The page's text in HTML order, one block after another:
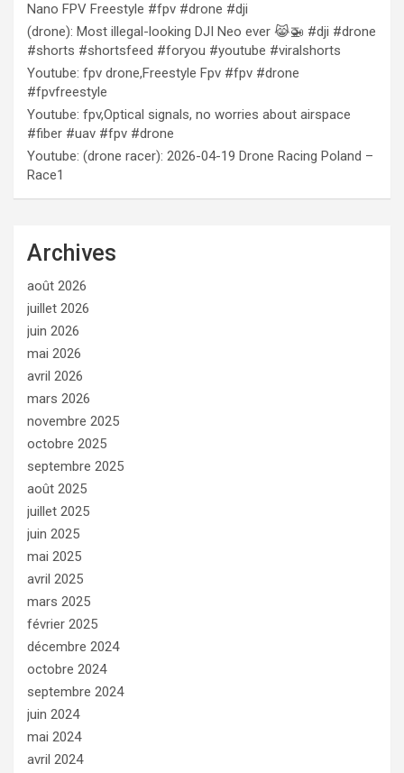
Nano FPV Freestyle #fpv #drone #dji
(drone): Most illegal-looking DJI Neo ever 😹🚁 #dji #drone
#shorts #shortsfeed #foryou #youtube #viralshorts
Youtube: fpv drone,Freestyle Fpv #fpv #drone
#fpvfreestyle
Youtube: fpv,Optical signals, no worries about airspace
#fiber #uav #fpv #drone
Youtube: (drone racer): 2026-04-19 Drone Racing Poland –
Race1
Archives
août 2026
juillet 2026
juin 2026
mai 2026
avril 2026
mars 2026
novembre 2025
octobre 2025
septembre 2025
août 2025
juillet 2025
juin 2025
mai 2025
avril 2025
mars 2025
février 2025
décembre 2024
octobre 2024
septembre 2024
juin 2024
mai 2024
avril 2024